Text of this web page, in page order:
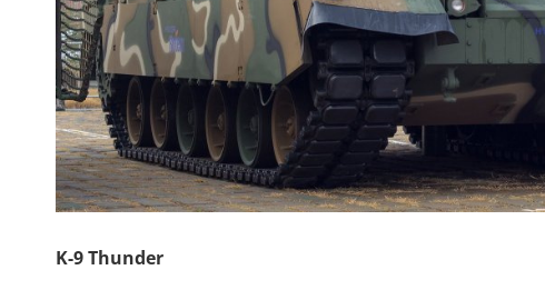
K-9 Thunder